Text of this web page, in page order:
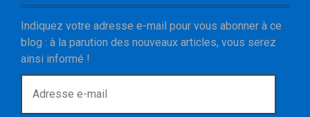
Indiquez votre adresse e-mail pour vous abonner à ce
blog : à la parution des nouveaux articles, vous serez
ainsi informé !